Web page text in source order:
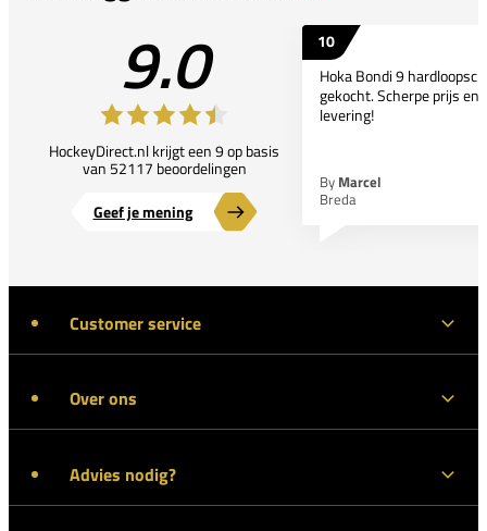
9.0
HockeyDirect.nl krijgt een 9 op basis
van 52117 beoordelingen
Geef je mening
10
Hoka Bondi 9
gekocht. Scherpe prijs en
levering!
By Marcel
Breda
Customer service
Over ons
Advies nodig?